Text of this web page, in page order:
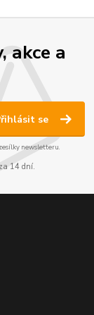
akce a
se
newsletteru.
14 dní.